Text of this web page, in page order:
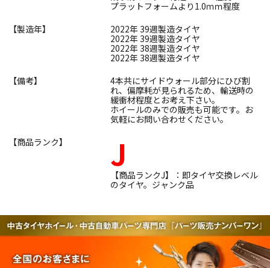
プラットフォームより1.0ｍｍ程度
【製造年】
2022年 39週製造タイヤ
2022年 39週製造タイヤ
2022年 38週製造タイヤ
2022年 38週製造タイヤ
【備考】
4本共にサイドウォール部分にひび割
れ、偏摩耗が見られるため、輸送時の
緩衝材程度とお考え下さい。
ホイールのみでの販売も可能です。お
気軽にお問い合わせください。
【商品ランク】
J
【商品ランクJ】：即タイヤ交換レベル
のタイヤ。ジャンク品